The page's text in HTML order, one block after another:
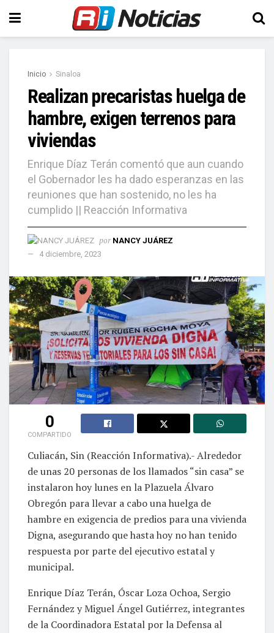
Inicio Sinaloa
Realizan precaristas huelga de
hambre, exigen terrenos para
viviendas
Enrique Díaz Terán comentó que aun cuando
el Gobernador les ha dado esperanzas en las
reuniones que han sostenido, no les ha
cumplido || Reacción Informativa
por NANCY JUÁREZ
4 diciembre, 2023
0
COMPARTIDO
Culiacán, Sin (Reacción Informativa).- Alrededor
de unas 20 personas de los llamados “sin casa” se
instalaron hoy lunes en la Plazuela Álvaro
Obregón para llevar a cabo una huelga de
hambre en exigencia de predios para una vivienda
Digna, asegurando que hasta hoy no han tenido
respuesta por parte del ejecutivo estatal y
municipal.
Enrique Díaz Terán, Óscar Loza Ochoa, Sergio
Fernández y Miguel Ángel Gutiérrez, integrantes
de la Coordinadora Estatal por la Defensa al